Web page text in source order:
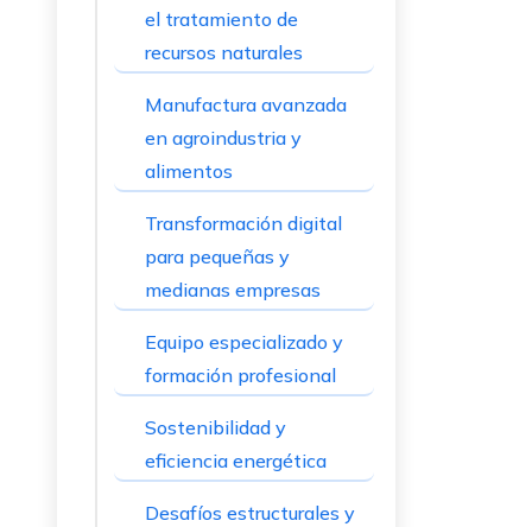
el tratamiento de
recursos naturales
Manufactura avanzada
en agroindustria y
alimentos
Transformación digital
para pequeñas y
medianas empresas
Equipo especializado y
formación profesional
Sostenibilidad y
eficiencia energética
Desafíos estructurales y